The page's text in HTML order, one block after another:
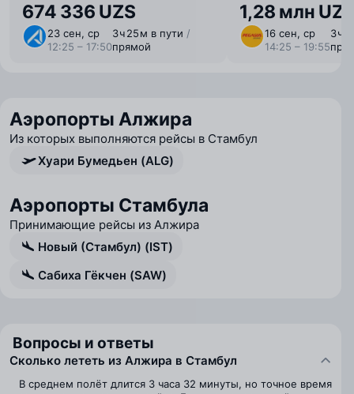
674 336 UZS
23 сен, ср
12:25 – 17:50
3 ⁠ч 25 ⁠м в пути /
прямой
1,28 млн
16 сен, ср
14:25 – 19:55
3 ⁠ч
Аэропорты Алжира
Из которых выполняются рейсы в Стамбул
Хуари Бумедьен (ALG)
Аэропорты Стамбула
Принимающие рейсы из Алжира
Новый (Стамбул) (IST)
Сабиха Гёкчен (SAW)
Вопросы и ответы
Сколько лететь из Алжира в Стамбул
В среднем полёт длится 3 часа 32 минуты, но точное время